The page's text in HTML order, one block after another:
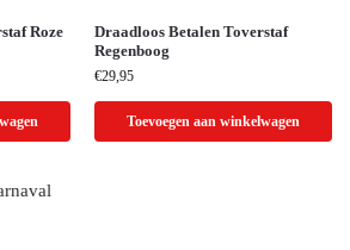
Roze
Draadloos Betalen Toverstaf
Regenboog
€29,95
Toevoegen aan winkelwagen